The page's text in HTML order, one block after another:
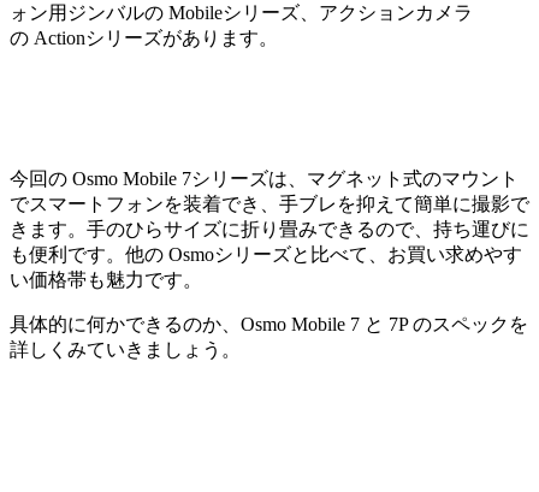
ォン用ジンバルの Mobileシリーズ、アクションカメラ
の Actionシリーズがあります。
今回の Osmo Mobile 7シリーズは、マグネット式のマウント
でスマートフォンを装着でき、手ブレを抑えて簡単に撮影で
きます。手のひらサイズに折り畳みできるので、持ち運びに
も便利です。他の Osmoシリーズと比べて、お買い求めやす
い価格帯も魅力です。
具体的に何かできるのか、Osmo Mobile 7 と 7P のスペックを
詳しくみていきましょう。